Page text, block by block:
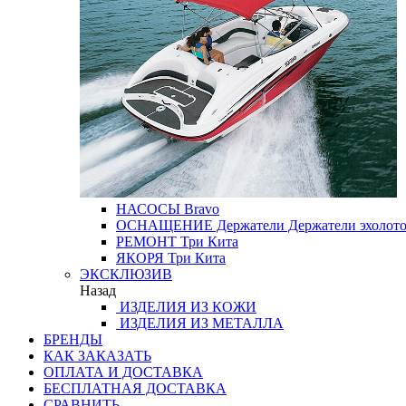
НАСОСЫ Bravo
ОСНАЩЕНИЕ Держатели Держатели
РЕМОНТ Три Кита
ЯКОРЯ Три Кита
ЭКСКЛЮЗИВ
Назад
ИЗДЕЛИЯ ИЗ КОЖИ
ИЗДЕЛИЯ ИЗ МЕТАЛЛА
БРЕНДЫ
КАК ЗАКАЗАТЬ
ОПЛАТА И ДОСТАВКА
БЕСПЛАТНАЯ ДОСТАВКА